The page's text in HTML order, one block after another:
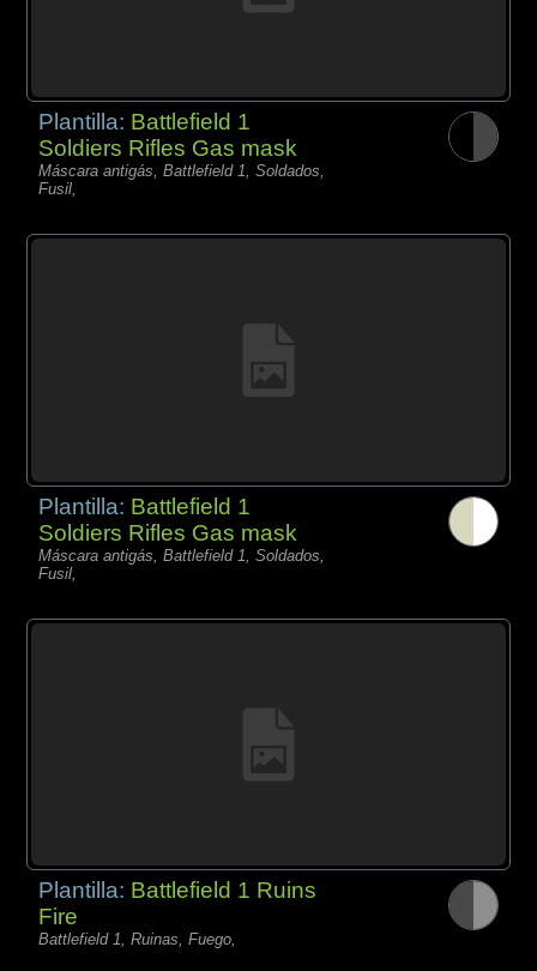
Plantilla: Battlefield 1
Soldiers Rifles Gas mask
Máscara antigás, Battlefield 1, Soldados,
Fusil,
Plantilla: Battlefield 1
Soldiers Rifles Gas mask
Máscara antigás, Battlefield 1, Soldados,
Fusil,
Plantilla: Battlefield 1 Ruins
Fire
Battlefield 1, Ruinas, Fuego,